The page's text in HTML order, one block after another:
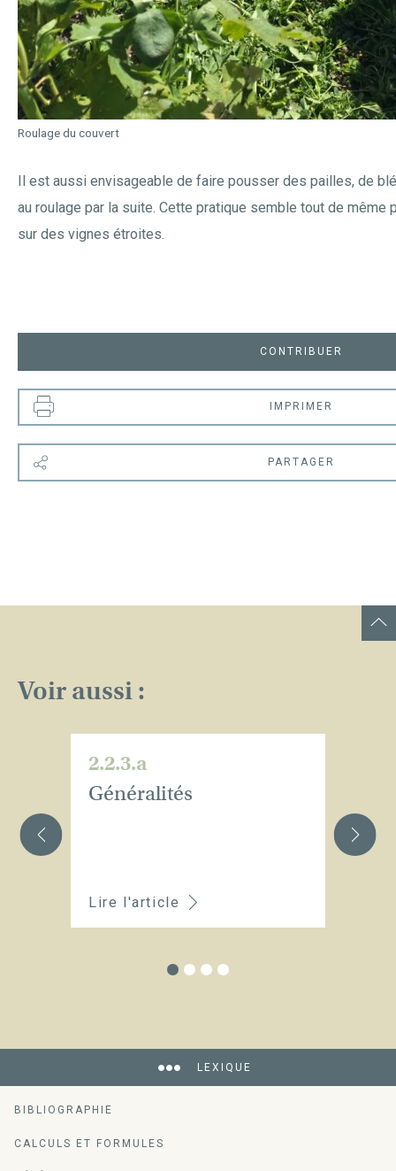
Il est aussi envisageable de faire pousser des pailles, de
au roulage par la suite. Cette pratique semble tout de
sur des vignes étroites.
Roulage du couvert
CONTRIBUER
IMPRIMER
PARTAGER
Voir aussi :
2.2.3.a
Généralités
Lire l'article
LEXIQUE
BIBLIOGRAPHIE
CALCULS ET FORMULES